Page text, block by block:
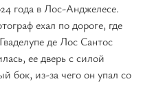
года в Лос-Анджелесе.
ехал по дороге, где
де Лос Сантос
ее дверь с силой
бок, из-за чего он упал со